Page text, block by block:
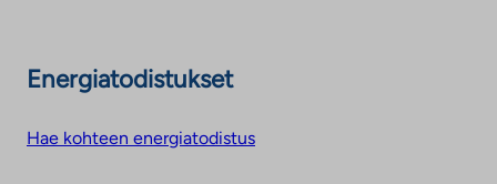
Energiatodistukset
Hae kohteen energiatodistus